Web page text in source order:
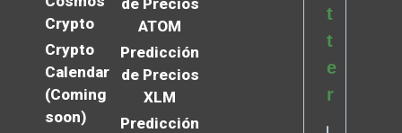
Crypto
Crypto
Calendar
(Coming
soon)
ATOM
Predicción
de Precios
XLM
Predicción
t
t
e
r